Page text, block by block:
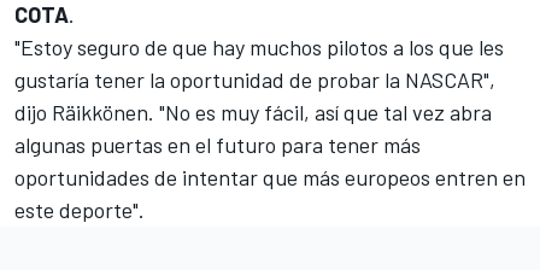
COTA.
"Estoy seguro de que hay muchos pilotos a los que les
gustaría tener la oportunidad de probar la NASCAR",
dijo Räikkönen. "No es muy fácil, así que tal vez abra
algunas puertas en el futuro para tener más
oportunidades de intentar que más europeos entren en
este deporte".